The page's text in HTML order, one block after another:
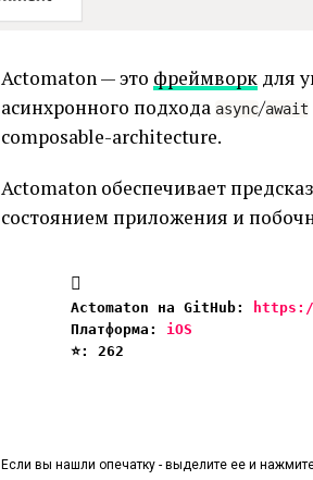
Actomaton — это фреймворк для
асинхронного подхода async/await
composable-architecture.
Actomaton обеспечивает
состоянием приложения и
Actomaton на GitHub:
Платформа: iOS
⭐️: 262
Если вы нашли опечатку - выделите ее и